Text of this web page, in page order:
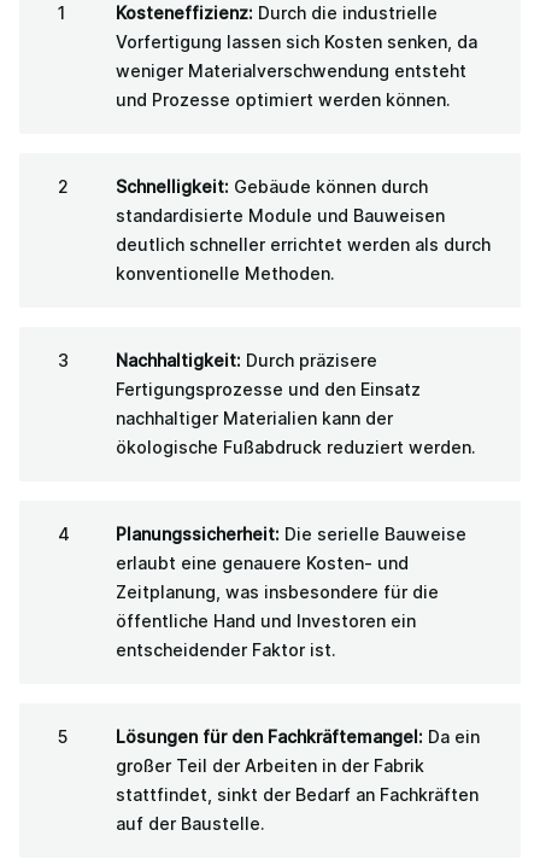
Kosteneffizienz: Durch die industrielle
Vorfertigung lassen sich Kosten senken, da
weniger Materialverschwendung entsteht
und Prozesse optimiert werden können.
Schnelligkeit: Gebäude können durch
standardisierte Module und Bauweisen
deutlich schneller errichtet werden als durch
konventionelle Methoden.
Nachhaltigkeit: Durch präzisere
Fertigungsprozesse und den Einsatz
nachhaltiger Materialien kann der
ökologische Fußabdruck reduziert werden.
Planungssicherheit: Die serielle Bauweise
erlaubt eine genauere Kosten- und
Zeitplanung, was insbesondere für die
öffentliche Hand und Investoren ein
entscheidender Faktor ist.
Lösungen für den Fachkräftemangel: Da ein
großer Teil der Arbeiten in der Fabrik
stattfindet, sinkt der Bedarf an Fachkräften
auf der Baustelle.